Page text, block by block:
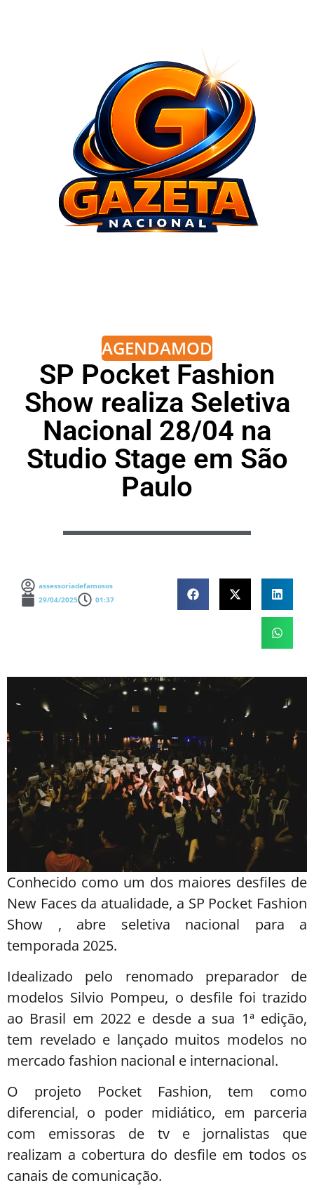
AGENDAMODA
SP Pocket Fashion
Show realiza Seletiva
Nacional 28/04 na
Studio Stage em São
Paulo
assessoriadefamosos
29/04/2025
01:37
Conhecido como um dos maiores desfiles de
New Faces da atualidade, a SP Pocket Fashion
Show , abre seletiva nacional para a
temporada 2025.
Idealizado pelo renomado preparador de
modelos Silvio Pompeu, o desfile foi trazido
ao Brasil em 2022 e desde a sua 1ª edição,
tem revelado e lançado muitos modelos no
mercado fashion nacional e internacional.
O projeto Pocket Fashion, tem como
diferencial, o poder midiático, em parceria
com emissoras de tv e jornalistas que
realizam a cobertura do desfile em todos os
canais de comunicação.